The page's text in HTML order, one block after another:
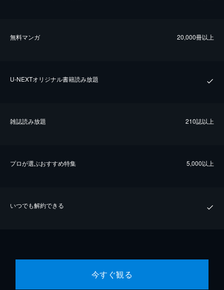
無料マンガ 20,000冊以上
U-NEXTオリジナル書籍読み放題
雑誌読み放題 210誌以上
プロが選ぶおすすめ特集 5,000以上
いつでも解約できる
今すぐ観る